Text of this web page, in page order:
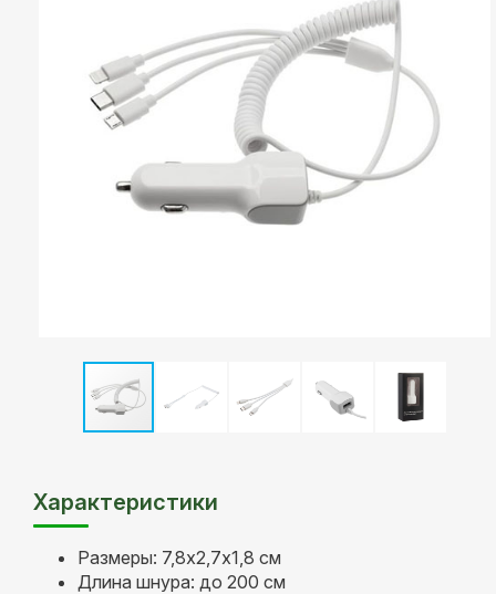
Характеристики
Размеры: 7,8x2,7x1,8 см
Длина шнура: до 200 см